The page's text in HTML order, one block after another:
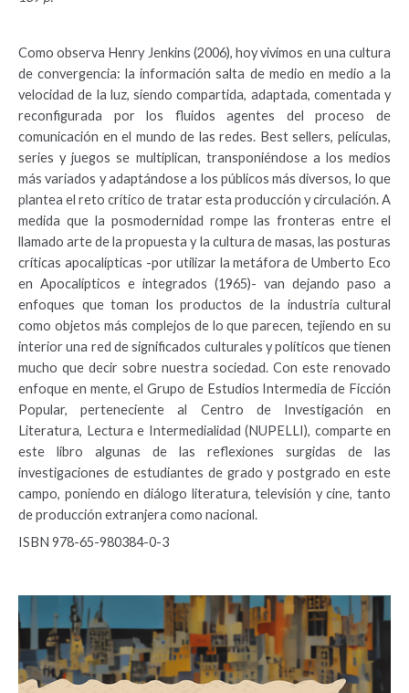
Como observa Henry Jenkins (2006), hoy vivimos en una cultura
de convergencia: la información salta de medio en medio a la
velocidad de la luz, siendo compartida, adaptada, comentada y
reconfigurada por los fluidos agentes del proceso de
comunicación en el mundo de las redes. Best sellers, películas,
series y juegos se multiplican, transponiéndose a los medios
más variados y adaptándose a los públicos más diversos, lo que
plantea el reto crítico de tratar esta producción y circulación. A
medida que la posmodernidad rompe las fronteras entre el
llamado arte de la propuesta y la cultura de masas, las posturas
críticas apocalípticas -por utilizar la metáfora de Umberto Eco
en Apocalípticos e integrados (1965)- van dejando paso a
enfoques que toman los productos de la industria cultural
como objetos más complejos de lo que parecen, tejiendo en su
interior una red de significados culturales y políticos que tienen
mucho que decir sobre nuestra sociedad. Con este renovado
enfoque en mente, el Grupo de Estudios Intermedia de Ficción
Popular, perteneciente al Centro de Investigación en
Literatura, Lectura e Intermedialidad (NUPELLI), comparte en
este libro algunas de las reflexiones surgidas de las
investigaciones de estudiantes de grado y postgrado en este
campo, poniendo en diálogo literatura, televisión y cine, tanto
de producción extranjera como nacional.
ISBN 978-65-980384-0-3